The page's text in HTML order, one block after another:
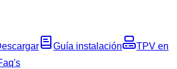
Guía instalación
TPV en